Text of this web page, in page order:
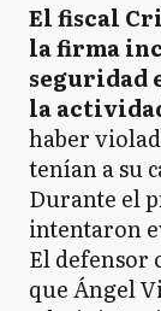
El fiscal
la firma
seguridad
la
haber
tenían a su
Durante el
intentaron
El defensor
que Ángel